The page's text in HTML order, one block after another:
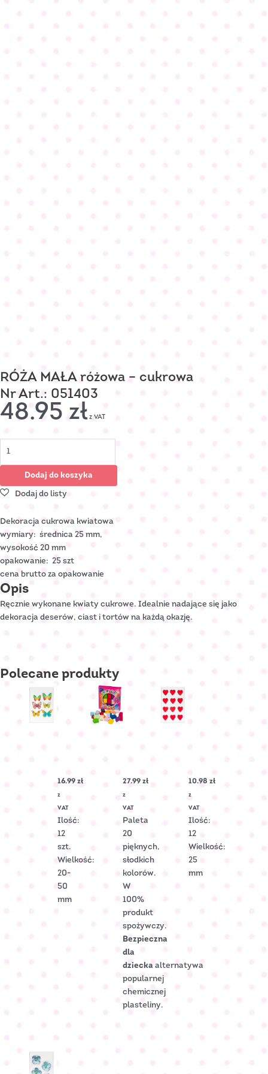
RÓŻA MAŁA różowa – cukrowa
Nr Art.: 051403
48.95 zł z VAT
Dodaj do koszyka
Dekoracja cukrowa kwiatowa
wymiary: średnica 25 mm,
wysokość 20 mm
opakowanie: 25 szt
cena brutto za opakowanie
Opis
Ręcznie wykonane kwiaty cukrowe. Idealnie nadające się jako
dekoracja deserów, ciast i tortów na każdą okazję.
Polecane produkty
Nr
Art.:
16.99 zł
z
VAT
Ilość:
12
szt.
Wielkość:
20-
50
mm
27.99zł
z
VAT
Paleta
20
pięknych,
słodkich
kolorów.
W
100%
produkt
spożywczy.
Bezpieczna
dla
dziecka alternatywa
popularnej
chemicznej
plasteliny.
Art.:
C-
10.98zł
z
VAT
Ilość:
12
Wielkość:
25
mm